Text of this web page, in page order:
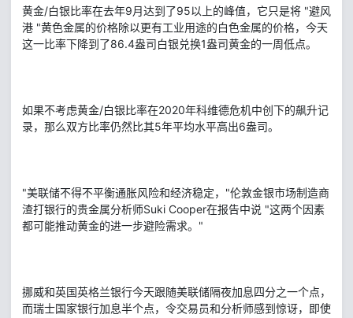
黄金/白银比率在去年9月达到了95以上的峰值，它只是将 "避风
港 "黄色金属的价格除以更有工业用途的白色金属的价格，今天
这一比率下降到了86.4盎司白银兑换1盎司黄金的一周低点。
如果不考虑黄金/白银比率在2020年科维德危机中创下的飙升记
录，那么双方比率仍然比其5年平均水平高出6盎司。
"美联储不得不平衡通胀风险和经济稳定，"伦敦金银市场制造商
渣打银行的贵金属分析师Suki Cooper在报告中说 "这两个因素
都可能推动黄金的进一步避险需求。"
挪威和英国英格兰银行今天跟随美联储隔夜加息四分之一个点，
而瑞士国家银行加息半个点，令交易员和分析师感到惊讶，即使